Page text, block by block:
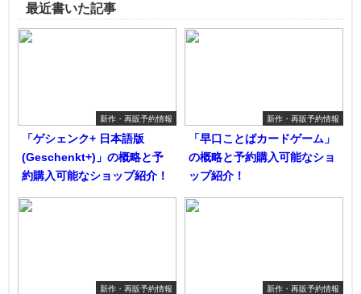
最近書いた記事
新作・再販予約情報
「ゲシェンク+ 日本語版
(Geschenkt+)」の概略と予
約購入可能なショップ紹介！
新作・再販予約情報
「早口ことばカードゲーム」
の概略と予約購入可能なショ
ップ紹介！
新作・再販予約情報 新作・再販予約情報